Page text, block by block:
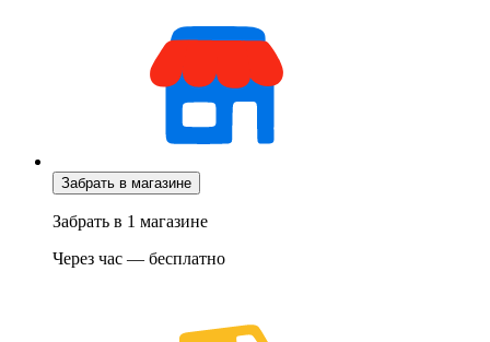
Забрать в магазине
Забрать в 1 магазине
Через час — бесплатно